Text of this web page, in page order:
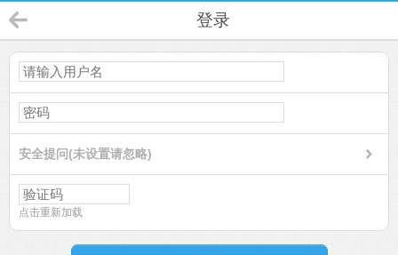
登录
安全提问(未设置请忽略)
点击重新加载